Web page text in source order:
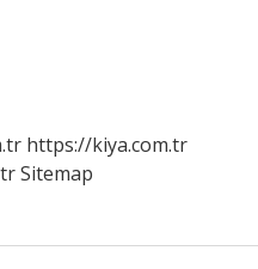
https://kiya.com.tr
Sitemap